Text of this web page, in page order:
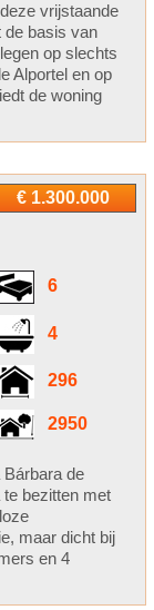
vrijstaande
de basis van
op slechts
Alportel en op
de woning
€ 1.300.000
6
4
296
2950
de
bezitten met
maar dicht bij
en 4